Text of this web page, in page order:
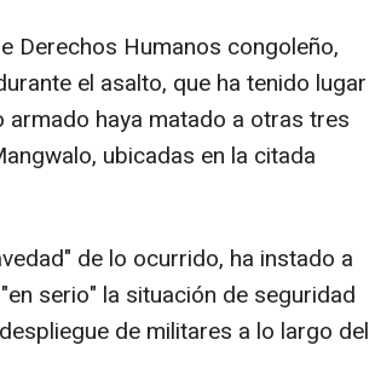
Derechos Humanos congoleño,
el asalto, que ha tenido lugar
haya matado a otras tres
ubicadas en la citada
de lo ocurrido, ha instado a
serio" la situación de seguridad
de militares a lo largo del